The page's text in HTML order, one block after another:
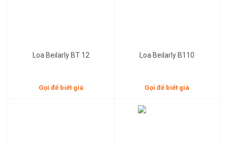
Loa Beilarly BT 12
Gọi để biết giá
Loa Beilarly B110
Gọi để biết giá